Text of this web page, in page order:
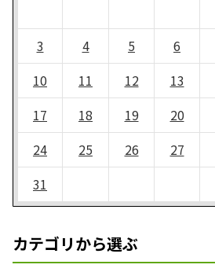
3
4 5 6
10
11 12 13
17
18 19 20
24
25 26 27
31
カテゴリから選ぶ